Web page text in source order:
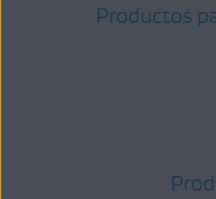
Productos